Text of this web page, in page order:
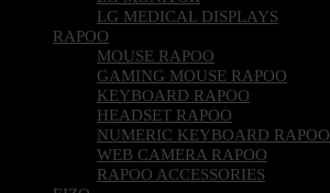
LG MEDICAL DISPLAYS
RAPOO
MOUSE RAPOO
GAMING MOUSE RAPOO
KEYBOARD RAPOO
HEADSET RAPOO
NUMERIC KEYBOARD RAPOO
WEB CAMERA RAPOO
RAPOO ACCESSORIES